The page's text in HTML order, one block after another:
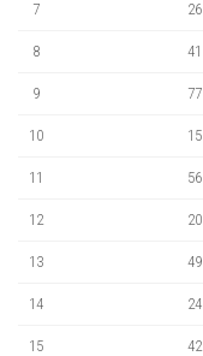
7 26
8 41
9 77
10 15
11 56
12 20
13 49
14 24
15 42